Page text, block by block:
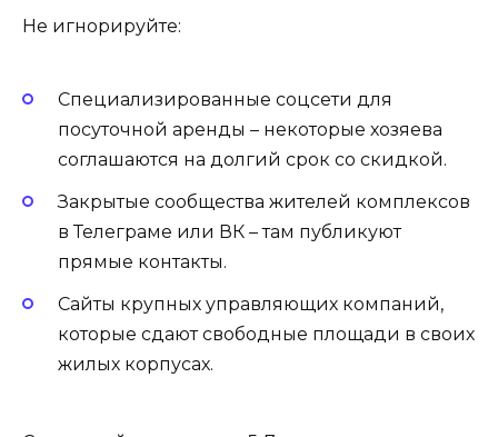
Не игнорируйте:
Специализированные соцсети для
посуточной аренды – некоторые хозяева
соглашаются на долгий срок со скидкой.
Закрытые сообщества жителей комплексов
в Телеграме или ВК – там публикуют
прямые контакты.
Сайты крупных управляющих компаний,
которые сдают свободные площади в своих
жилых корпусах.